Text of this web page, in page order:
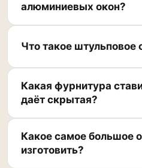
алюминиевых окон?
Что такое штульповое
Какая фурнитура
даёт скрытая?
Какое самое большое
изготовить?